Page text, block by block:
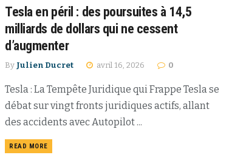
Tesla en péril : des poursuites à 14,5
milliards de dollars qui ne cessent
d’augmenter
By Julien Ducret avril 16, 2026 0
Tesla : La Tempête Juridique qui Frappe Tesla se
débat sur vingt fronts juridiques actifs, allant
des accidents avec Autopilot ...
READ MORE